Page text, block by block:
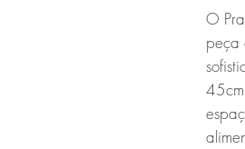
O
peça